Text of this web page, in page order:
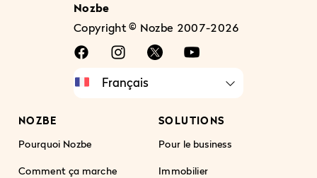
Nozbe
Copyright © Nozbe 2007-2026
NOZBE
Pourquoi Nozbe
Comment ça marche
SOLUTIONS
Pour le business
Immobilier